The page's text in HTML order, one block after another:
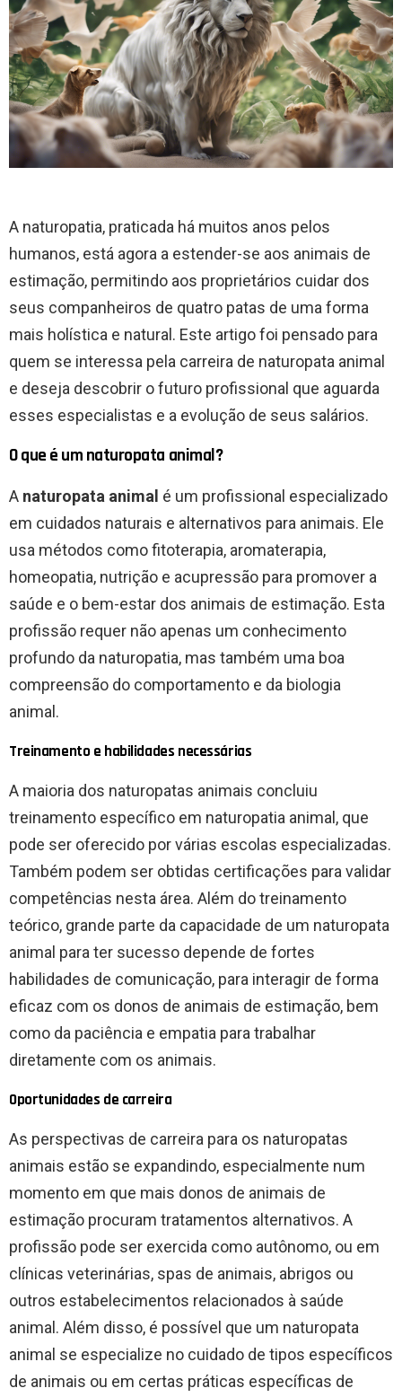
A naturopatia, praticada há muitos anos pelos
humanos, está agora a estender-se aos animais de
estimação, permitindo aos proprietários cuidar dos
seus companheiros de quatro patas de uma forma
mais holística e natural. Este artigo foi pensado para
quem se interessa pela carreira de naturopata animal
e deseja descobrir o futuro profissional que aguarda
esses especialistas e a evolução de seus salários.
O que é um naturopata animal?
A naturopata animal é um profissional especializado
em cuidados naturais e alternativos para animais. Ele
usa métodos como fitoterapia, aromaterapia,
homeopatia, nutrição e acupressão para promover a
saúde e o bem-estar dos animais de estimação. Esta
profissão requer não apenas um conhecimento
profundo da naturopatia, mas também uma boa
compreensão do comportamento e da biologia
animal.
Treinamento e habilidades necessárias
A maioria dos naturopatas animais concluiu
treinamento específico em naturopatia animal, que
pode ser oferecido por várias escolas especializadas.
Também podem ser obtidas certificações para validar
competências nesta área. Além do treinamento
teórico, grande parte da capacidade de um naturopata
animal para ter sucesso depende de fortes
habilidades de comunicação, para interagir de forma
eficaz com os donos de animais de estimação, bem
como da paciência e empatia para trabalhar
diretamente com os animais.
Oportunidades de carreira
As perspectivas de carreira para os naturopatas
animais estão se expandindo, especialmente num
momento em que mais donos de animais de
estimação procuram tratamentos alternativos. A
profissão pode ser exercida como autônomo, ou em
clínicas veterinárias, spas de animais, abrigos ou
outros estabelecimentos relacionados à saúde
animal. Além disso, é possível que um naturopata
animal se especialize no cuidado de tipos específicos
de animais ou em certas práticas específicas de